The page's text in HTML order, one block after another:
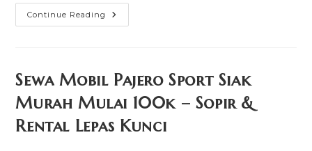
Continue Reading Sewa
Mobil
(larantuka)
Murah
Mulai
100k
–
Sopir
&
Sewa Mobil Pajero Sport Siak
Murah Mulai 100k – Sopir &
Rental Lepas Kunci